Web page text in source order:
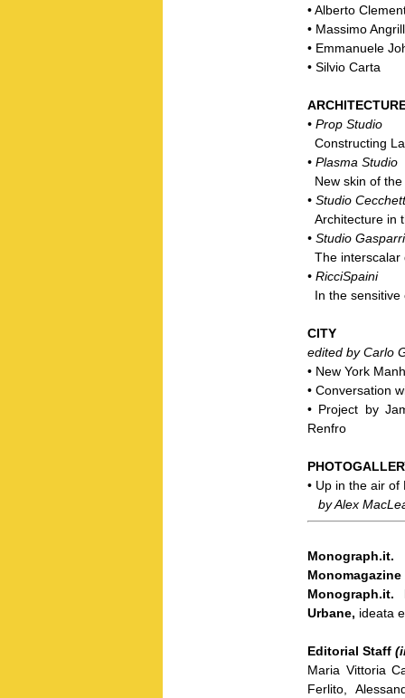
• Alberto
• Massimo
• Emmanuele
• Silvio Carta
• Prop Studio
Constructing
• Plasma Studio
New skin of
• Studio
Architecture in
• Studio
The interscalar
• RicciSpaini
In the sensitive
CITY
edited by Carlo
• New York
• Conversation
• Project by
Renfro
• Up in the air
by Alex
Monomagazine
Urbane, ideata
Editorial Staff
Maria Vittoria
Ferlito,